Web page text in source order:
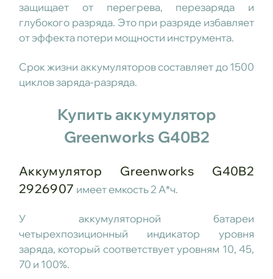
защищает от перегрева, перезаряда и
глубокого разряда. Это при разряде избавляет
от эффекта потери мощности инструмента.
Срок жизни аккумуляторов составляет до 1500
циклов заряда-разряда.
Купить аккумулятор
Greenworks G40B2
Аккумулятор Greenworks G40B2
2926907 имеет емкость 2 А*ч.
У аккумуляторной батареи
четырехпозиционный индикатор уровня
заряда, который соответствует уровням 10, 45,
70 и 100%.